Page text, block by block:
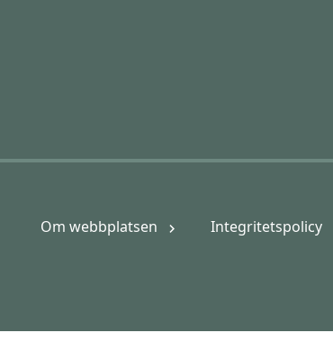
Om webbplatsen Integritetspolicy